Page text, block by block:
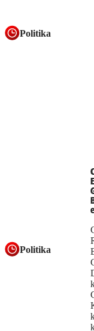
Politika
Politika
loaded,